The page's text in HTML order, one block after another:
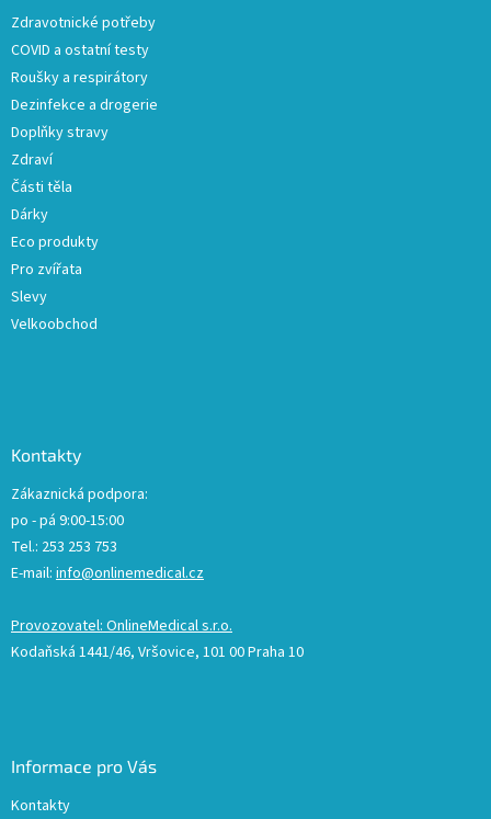
Zdravotnické potřeby
COVID a ostatní testy
Roušky a respirátory
Dezinfekce a drogerie
Doplňky stravy
Zdraví
Části těla
Dárky
Eco produkty
Pro zvířata
Slevy
Velkoobchod
Kontakty
Zákaznická podpora:
po - pá 9:00-15:00
Tel.: 253 253 753
E-mail: info@onlinemedical.cz
Provozovatel: OnlineMedical s.r.o.
Kodaňská 1441/46, Vršovice, 101 00 Praha 10
Informace pro Vás
Kontakty